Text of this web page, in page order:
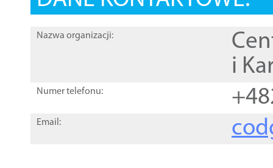
Nazwa organizacji:
i
Numer telefonu:
Email: